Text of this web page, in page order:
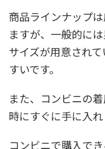
商品ラインナップ
ますが、一般的に
サイズが用意され
すいです。
また、コンビニの
時にすぐに手に入
コンビニで購入で